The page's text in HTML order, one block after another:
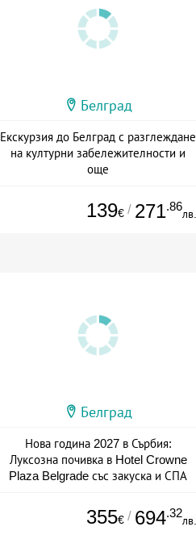
Белград
Екскурзия до Белград с разглеждане
на културни забележителности и
още
139€ / 271.86
лв.
Белград
Нова година 2027 в Сърбия:
Луксозна почивка в Hotel Crowne
Plaza Belgrade със закуска и СПА
355€ / 694.32
лв.